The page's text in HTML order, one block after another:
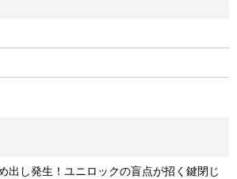
出し発生！ユニロックの盲点が招く鍵閉じ